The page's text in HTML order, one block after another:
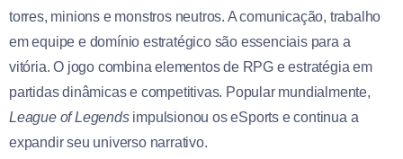
torres, minions e monstros neutros. A comunicação, trabalho
em equipe e domínio estratégico são essenciais para a
vitória. O jogo combina elementos de RPG e estratégia em
partidas dinâmicas e competitivas. Popular mundialmente,
League of Legendsimpulsionou os eSports e continua a
expandir seu universo narrativo.